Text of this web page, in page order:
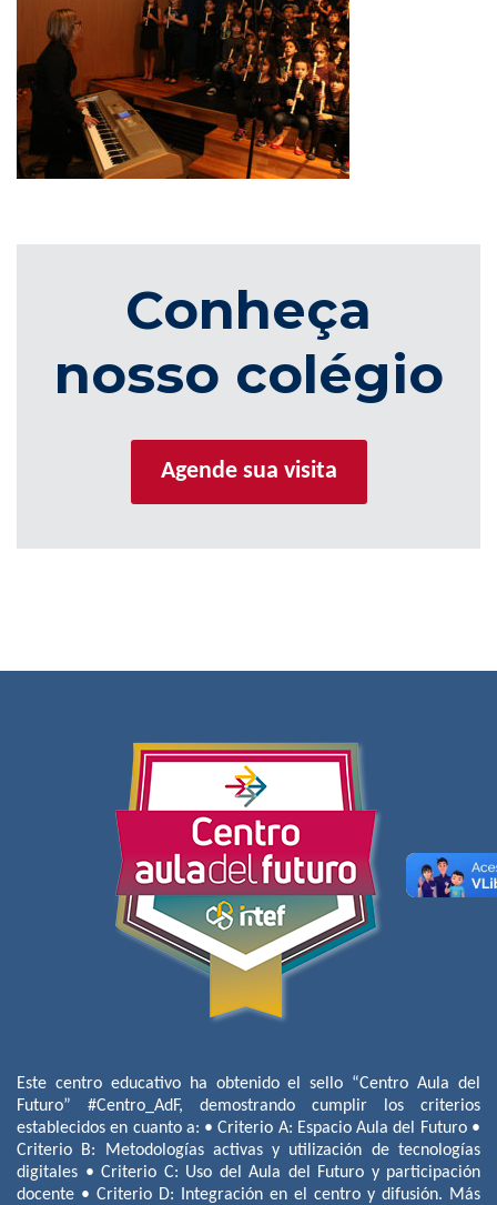
Conheça
nosso colégio
Agende sua visita
Este centro educativo ha obtenido el sello “Centro Aula del
Futuro” #Centro_AdF, demostrando cumplir los criterios
establecidos en cuanto a: • Criterio A: Espacio Aula del Futuro •
Criterio B: Metodologías activas y utilización de tecnologías
digitales • Criterio C: Uso del Aula del Futuro y participación
docente • Criterio D: Integración en el centro y difusión. Más